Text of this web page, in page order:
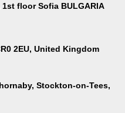
floor Sofia BULGARIA
2EU, United Kingdom
Stockton-on-Tees,